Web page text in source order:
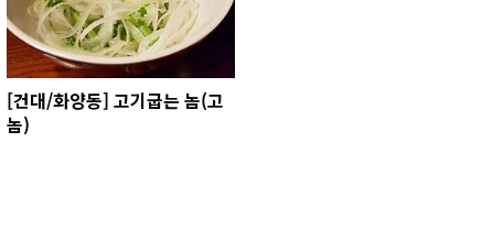
[건대/화양동] 고기굽는 놈(고
놈)